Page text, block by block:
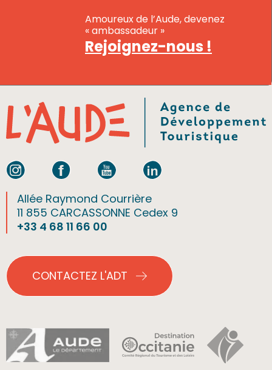
Amoureux de l’Aude, devenez
« ambassadeur »
Rejoignez-nous !
Allée Raymond Courrière
11 855 CARCASSONNE Cedex 9
+33 4 68 11 66 00
CONTACTEZ L'ADT